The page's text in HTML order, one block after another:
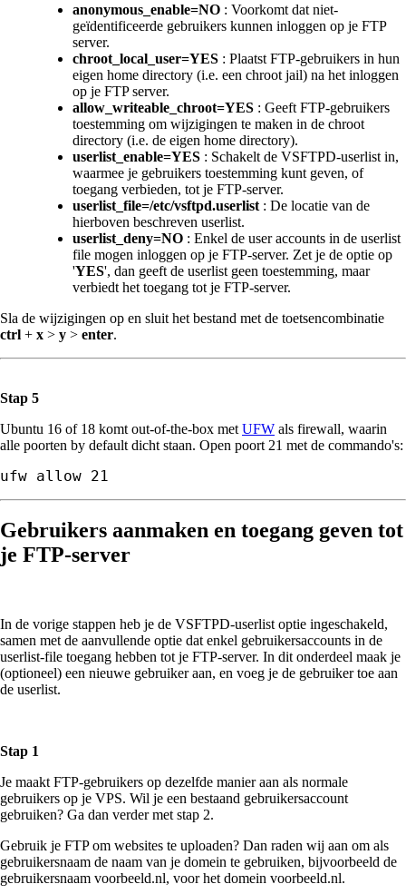
anonymous_enable=NO : Voorkomt dat niet-
geïdentificeerde gebruikers kunnen inloggen op je FTP
server.
chroot_local_user=YES : Plaatst FTP-gebruikers in hun
eigen home directory (i.e. een chroot jail) na het inloggen
op je FTP server.
allow_writeable_chroot=YES : Geeft FTP-gebruikers
toestemming om wijzigingen te maken in de chroot
directory (i.e. de eigen home directory).
userlist_enable=YES : Schakelt de VSFTPD-userlist in,
waarmee je gebruikers toestemming kunt geven, of
toegang verbieden, tot je FTP-server.
userlist_file=/etc/vsftpd.userlist : De locatie van de
hierboven beschreven userlist.
userlist_deny=NO : Enkel de user accounts in de userlist
file mogen inloggen op je FTP-server. Zet je de optie op
'YES', dan geeft de userlist geen toestemming, maar
verbiedt het toegang tot je FTP-server.
Sla de wijzigingen op en sluit het bestand met de toetsencombinatie
ctrl + x > y > enter.
Stap 5
Ubuntu 16 of 18 komt out-of-the-box met UFW als firewall, waarin
alle poorten by default dicht staan. Open poort 21 met de commando's:
ufw allow 21
Gebruikers aanmaken en toegang geven tot
je FTP-server
In de vorige stappen heb je de VSFTPD-userlist optie ingeschakeld,
samen met de aanvullende optie dat enkel gebruikersaccounts in de
userlist-file toegang hebben tot je FTP-server. In dit onderdeel maak je
(optioneel) een nieuwe gebruiker aan, en voeg je de gebruiker toe aan
de userlist.
Stap 1
Je maakt FTP-gebruikers op dezelfde manier aan als normale
gebruikers op je VPS. Wil je een bestaand gebruikersaccount
gebruiken? Ga dan verder met stap 2.
Gebruik je FTP om websites te uploaden? Dan raden wij aan om als
gebruikersnaam de naam van je domein te gebruiken, bijvoorbeeld de
gebruikersnaam voorbeeld.nl, voor het domein voorbeeld.nl.